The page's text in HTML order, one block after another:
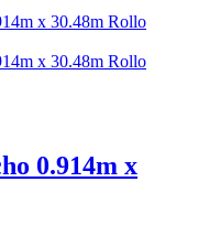
0.914m x